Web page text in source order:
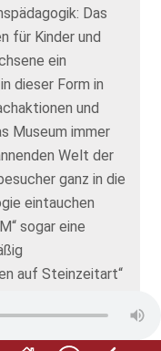
Das
für Kinder und
ein
dieser Form in
und
Museum immer
Welt der
ganz in die
eintauchen
sogar eine
auf Steinzeitart“
archäologische